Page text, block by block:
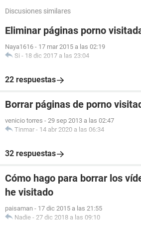
Discusiones similares
Eliminar páginas porno
Naya1616 - 17 mar 2015 a las 02:19
Si - 18 dic 2017 a las 23:04
22 respuestas
Borrar páginas de porno
venicio torres - 29 sep 2013 a las 02:47
Tinmar - 14 abr 2020 a las 06:34
32 respuestas
Cómo hago para borrar los
he visitado
paisaman - 17 dic 2015 a las 21:55
Nadie - 27 dic 2018 a las 09:10